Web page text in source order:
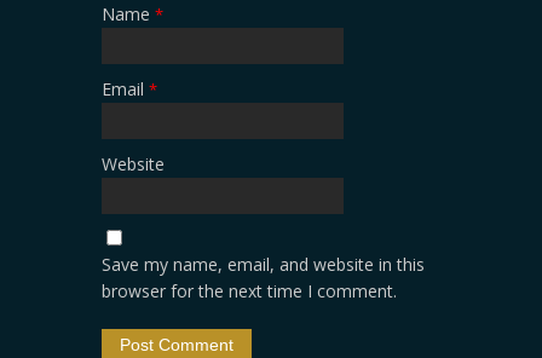
Name *
Email *
Website
Save my name, email, and website in this
browser for the next time I comment.